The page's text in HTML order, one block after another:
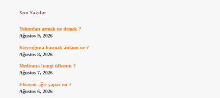
Son Yazılar
Yolundan azmak ne demek ?
Ağustos 9, 2026
Kuyruğuna basmak anlamı ne ?
Ağustos 8, 2026
Medicana hangi ülkenin ?
Ağustos 7, 2026
Efüzyon ağrı yapar mı ?
Ağustos 6, 2026